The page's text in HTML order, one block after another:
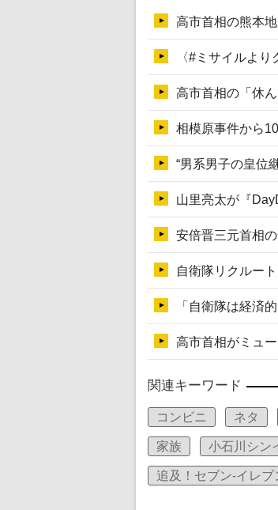
関連キーワード
コンビニ ネタ
家族 小石川シン
追及！セブン‐イレブ